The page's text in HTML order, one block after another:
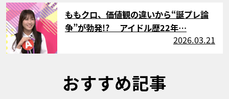
サムネイル
ももクロ、価値観の違いから“誕プレ論
争”が勃発!? アイドル歴22年…
2026.03.21
おすすめ記事